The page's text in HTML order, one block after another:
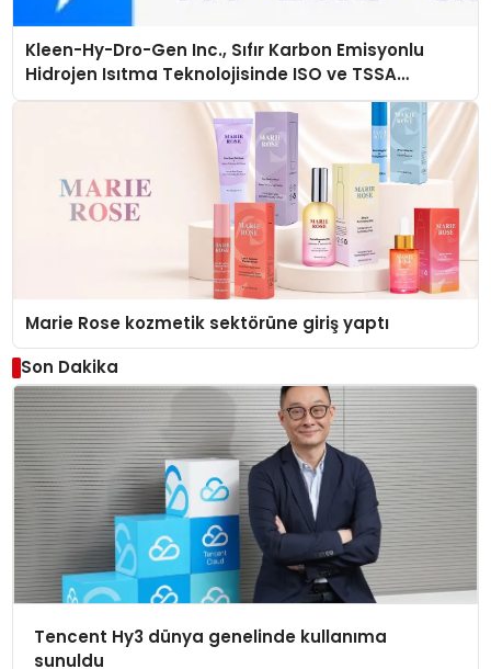
Kleen-Hy-Dro-Gen Inc., Sıfır Karbon Emisyonlu
Hidrojen Isıtma Teknolojisinde ISO ve TSSA
Düzenleyici Onaylarını Aldı
Marie Rose kozmetik sektörüne giriş yaptı
Son Dakika
Tencent Hy3 dünya genelinde kullanıma
sunuldu